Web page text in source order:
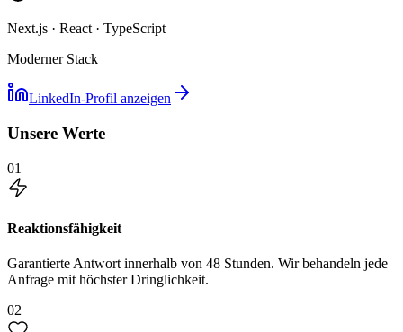
Next.js · React · TypeScript
Moderner Stack
LinkedIn-Profil anzeigen
Unsere Werte
01
Reaktionsfähigkeit
Garantierte Antwort innerhalb von 48 Stunden. Wir behandeln jede
Anfrage mit höchster Dringlichkeit.
02